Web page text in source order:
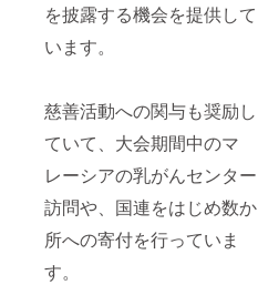
を披露する機会を提供して
います。
慈善活動への関与も奨励し
ていて、大会期間中のマ
レーシアの乳がんセンター
訪問や、国連をはじめ数か
所への寄付を行っていま
す。